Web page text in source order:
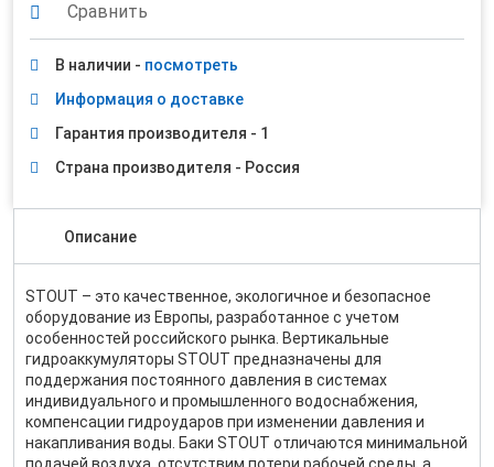
Сравнить
В наличии - посмотреть
Информация о доставке
Гарантия производителя - 1
Страна производителя - Россия
Описание
STOUT – это качественное, экологичное и безопасное
оборудование из Европы, разработанное с учетом
особенностей российского рынка. Вертикальные
гидроаккумуляторы STOUT предназначены для
поддержания постоянного давления в системах
индивидуального и промышленного водоснабжения,
компенсации гидроударов при изменении давления и
накапливания воды. Баки STOUT отличаются минимальной